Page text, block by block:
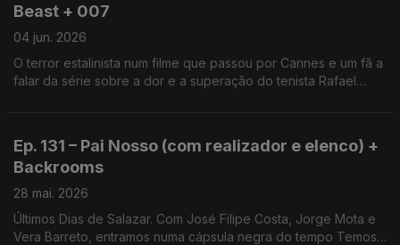
Beast + 007
04 jun. 2026
O terror estalinista num filme que passou por Cannes e um fã a
falar da série sobre a dor e a superação do tenista Rafael
Ep. 131 – Pai Nosso (com realizador e elenco) +
Backrooms
28 mai. 2026
Últimos Dias de Salazar. Com José Filipe Costa, Jorge Mota e
Vera Barreto, entramos numa cápsula negra do tempo Temos